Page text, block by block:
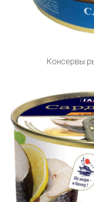
Консервы